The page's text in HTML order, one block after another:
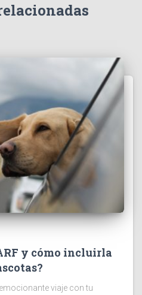
y cómo incluirla
viaje con tu